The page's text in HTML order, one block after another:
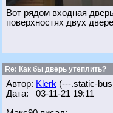
Вот рядом входная
поверхностях двух
Re: Как бы дверь утеплить?
Автор: Klerk (---.static-
Дата: 03-11-21 19:11